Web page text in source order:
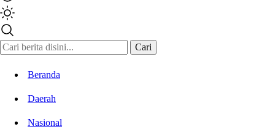
Cari
Beranda
Daerah
Nasional